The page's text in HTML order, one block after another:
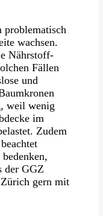
problematisch
wachsen.
Nährstoff-
Fällen
und
weil wenig
im
Zudem
der GGZ
Zürich gern mit